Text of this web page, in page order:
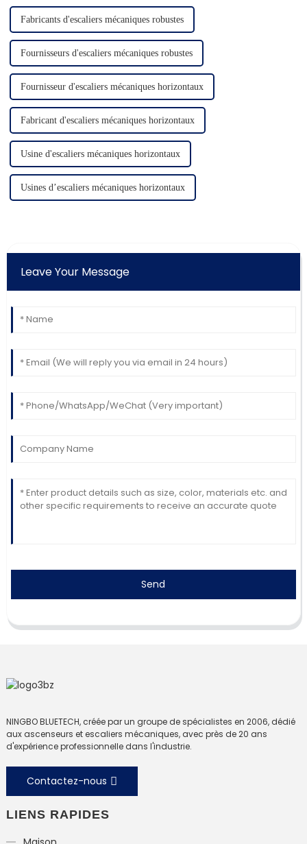
Fabricants d'escaliers mécaniques robustes
Fournisseurs d'escaliers mécaniques robustes
Fournisseur d'escaliers mécaniques horizontaux
Fabricant d'escaliers mécaniques horizontaux
Usine d'escaliers mécaniques horizontaux
Usines d’escaliers mécaniques horizontaux
Leave Your Message
Send
NINGBO BLUETECH, créée par un groupe de spécialistes en 2006, dédié
aux ascenseurs et escaliers mécaniques, avec près de 20 ans
d'expérience professionnelle dans l'industrie.
Contactez-nous
LIENS RAPIDES